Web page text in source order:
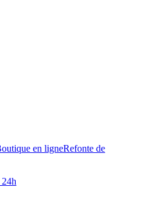
en ligneRefonte de